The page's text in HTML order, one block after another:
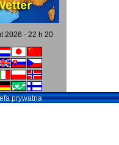
2026 - 22 h 20
prywatna